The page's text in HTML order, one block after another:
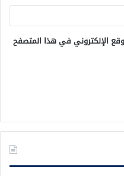
الإلكتروني في هذا المتصفح